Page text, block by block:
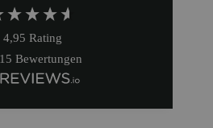
4,95 Rating
Bewertungen